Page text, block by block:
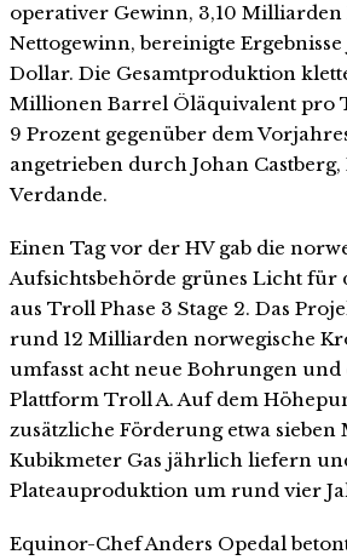
operativer Gewinn, 3,10
Nettogewinn, bereinigte Ergebnisse
Dollar. Die Gesamtproduktion
Millionen Barrel Öläquivalent pro
9 Prozent gegenüber dem
angetrieben durch Johan Castberg,
Verdande.
Einen Tag vor der HV gab die
Aufsichtsbehörde grünes Licht für
aus Troll Phase 3 Stage 2. Das
rund 12 Milliarden norwegische
umfasst acht neue Bohrungen
Plattform Troll A. Auf dem
zusätzliche Förderung etwa
Kubikmeter Gas jährlich liefern
Plateauproduktion um rund vier
Equinor-Chef Anders Opedal